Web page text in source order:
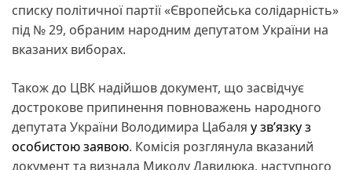
списку політичної партії «Європейська солідарність»
під № 29, обраним народним депутатом України на
вказаних виборах.
Також до ЦВК надійшов документ, що засвідчує
дострокове припинення повноважень народного
депутата України Володимира Цабаля у зв’язку з
особистою заявою. Комісія розглянула вказаний
документ та визнала Миколу Давидюка, наступного